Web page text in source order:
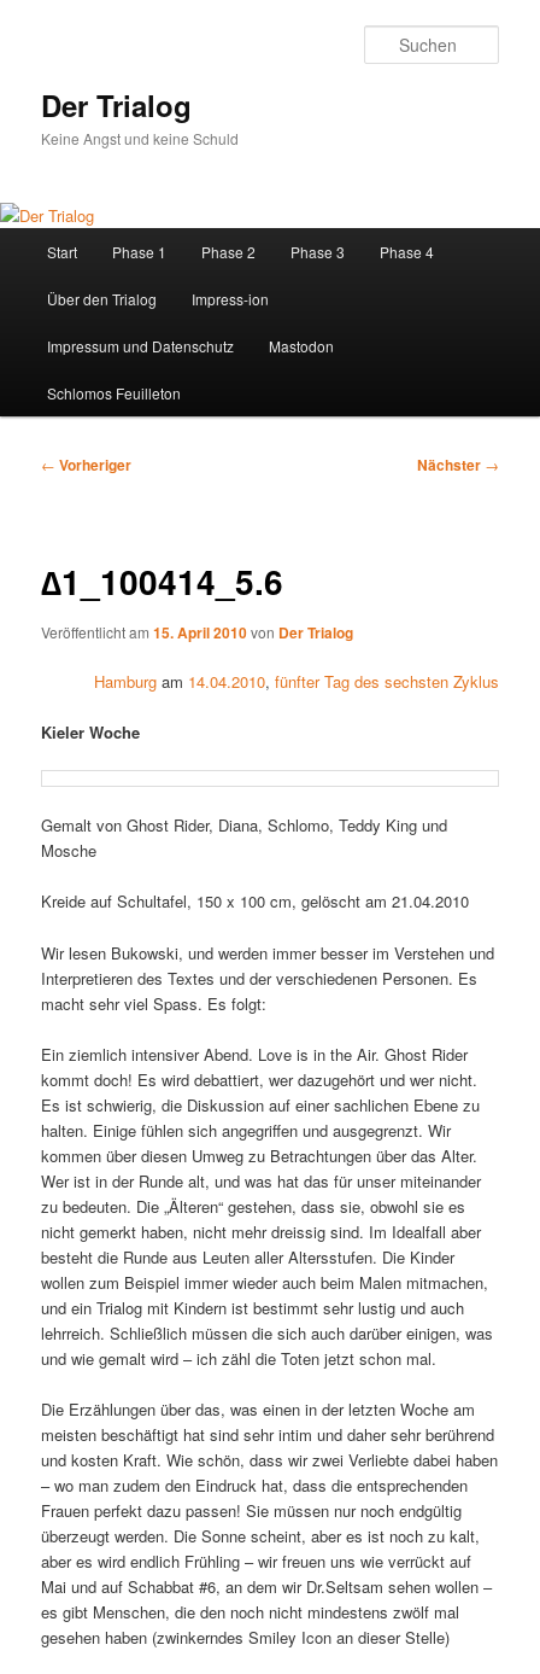
Der Trialog
Keine Angst und keine Schuld
Start Phase 1 Phase 2 Phase 3 Phase 4
Über den Trialog Impress-ion
Impressum und Datenschutz Mastodon
Schlomos Feuilleton
Beitragsnavigation
← Vorheriger Nächster →
∆1_100414_5.6
Veröffentlicht am15. April 2010von Der Trialog
Hamburgam 14.04.2010, fünfter Tag des sechsten Zyklus
Kieler Woche
Gemalt von Ghost Rider, Diana, Schlomo, Teddy King und
Mosche
Kreide auf Schultafel, 150 x 100 cm, gelöscht am 21.04.2010
Wir lesen Bukowski, und werden immer besser im Verstehen und
Interpretieren des Textes und der verschiedenen Personen. Es
macht sehr viel Spass. Es folgt:
Ein ziemlich intensiver Abend. Love is in the Air. Ghost Rider
kommt doch! Es wird debattiert, wer dazugehört und wer nicht.
Es ist schwierig, die Diskussion auf einer sachlichen Ebene zu
halten. Einige fühlen sich angegriffen und ausgegrenzt. Wir
kommen über diesen Umweg zu Betrachtungen über das Alter.
Wer ist in der Runde alt, und was hat das für unser miteinander
zu bedeuten. Die „Älteren“ gestehen, dass sie, obwohl sie es
nicht gemerkt haben, nicht mehr dreissig sind. Im Idealfall aber
besteht die Runde aus Leuten aller Altersstufen. Die Kinder
wollen zum Beispiel immer wieder auch beim Malen mitmachen,
und ein Trialog mit Kindern ist bestimmt sehr lustig und auch
lehrreich. Schließlich müssen die sich auch darüber einigen, was
und wie gemalt wird – ich zähl die Toten jetzt schon mal.
Die Erzählungen über das, was einen in der letzten Woche am
meisten beschäftigt hat sind sehr intim und daher sehr berührend
und kosten Kraft. Wie schön, dass wir zwei Verliebte dabei haben
– wo man zudem den Eindruck hat, dass die entsprechenden
Frauen perfekt dazu passen! Sie müssen nur noch endgültig
überzeugt werden. Die Sonne scheint, aber es ist noch zu kalt,
aber es wird endlich Frühling – wir freuen uns wie verrückt auf
Mai und auf Schabbat #6, an dem wir Dr.Seltsam sehen wollen –
es gibt Menschen, die den noch nicht mindestens zwölf mal
gesehen haben (zwinkerndes Smiley Icon an dieser Stelle)